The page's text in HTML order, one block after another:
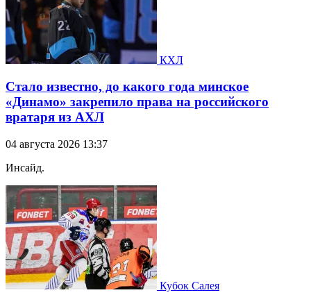
КХЛ
Стало известно, до какого года минское
«Динамо» закрепило права на российского
вратаря из АХЛ
04 августа 2026 13:37
Инсайд.
Кубок Салея